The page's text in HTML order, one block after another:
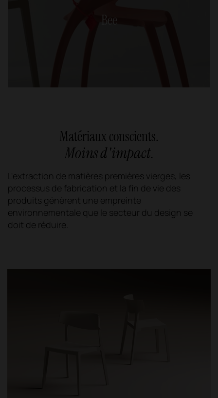
Bee
Matériaux conscients.
Moins d'impact.
L'extraction de matières premières vierges, les
processus de fabrication et la fin de vie des
produits génèrent une empreinte
environnementale que le secteur du design se
doit de réduire.